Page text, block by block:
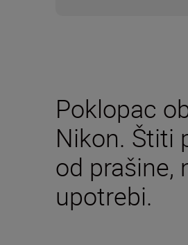
Poklopac
Nikon. Štiti
od prašine,
upotrebi.